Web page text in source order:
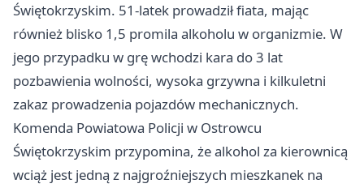
Świętokrzyskim. 51-latek prowadził fiata, mając
również blisko 1,5 promila alkoholu w organizmie. W
jego przypadku w grę wchodzi kara do 3 lat
pozbawienia wolności, wysoka grzywna i kilkuletni
zakaz prowadzenia pojazdów mechanicznych.
Komenda Powiatowa Policji w Ostrowcu
Świętokrzyskim przypomina, że alkohol za kierownicą
wciąż jest jedną z najgroźniejszych mieszkanek na